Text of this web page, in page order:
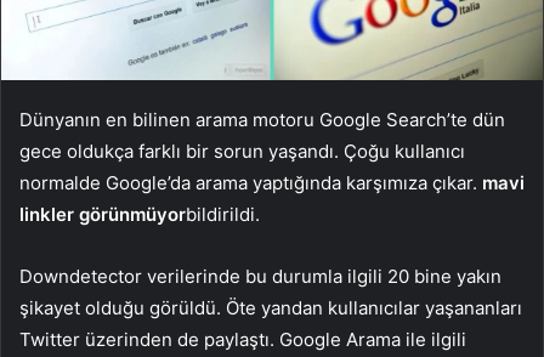
Dünyanın en bilinen arama motoru Google Search’te dün
gece oldukça farklı bir sorun yaşandı. Çoğu kullanıcı
normalde Google’da arama yaptığında karşımıza çıkar. mavi
linkler görünmüyorbildirildi.
Downdetector verilerinde bu durumla ilgili 20 bine yakın
şikayet olduğu görüldü. Öte yandan kullanıcılar yaşananları
Twitter üzerinden de paylaştı. Google Arama ile ilgili